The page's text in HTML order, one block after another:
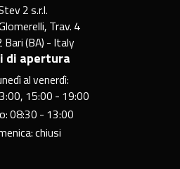
2 s.r.l.
Trav. 4
Bari (BA) - Italy
di apertura
al venerdì:
15:00 - 19:00
08:30 - 13:00
chiusi